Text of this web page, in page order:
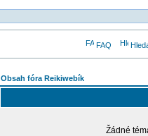
FAQ
Obsah fóra Reikiwebík
Žádné